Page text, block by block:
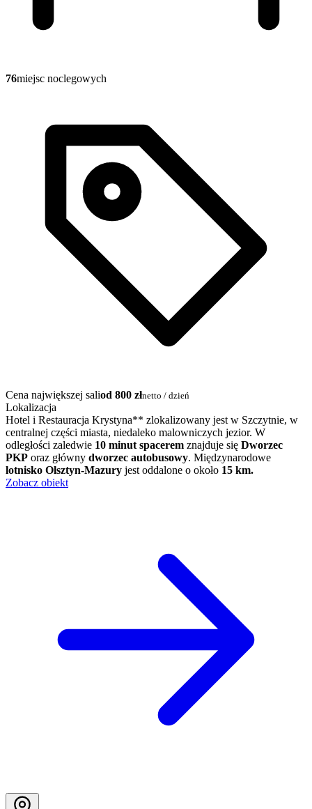
76miejsc noclegowych
Cena największej saliod 800 złnetto / dzień
Lokalizacja
Hotel i Restauracja Krystyna** zlokalizowany jest w Szczytnie, w
centralnej części miasta, niedaleko malowniczych jezior. W
odległości zaledwie 10 minut spacerem znajduje się Dworzec
PKP oraz główny dworzec autobusowy. Międzynarodowe
lotnisko Olsztyn-Mazury jest oddalone o około 15 km.
Zobacz obiekt